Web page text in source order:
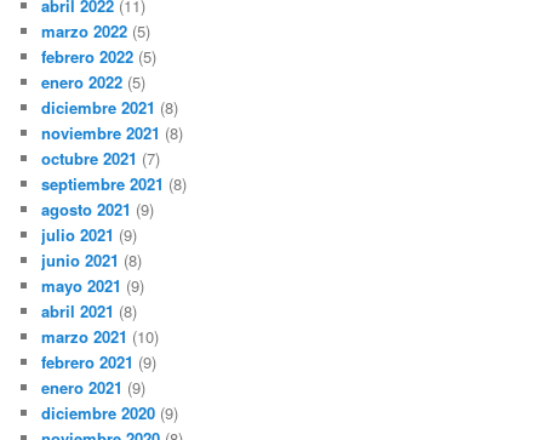
abril 2022 (11)
marzo 2022 (5)
febrero 2022 (5)
enero 2022 (5)
diciembre 2021 (8)
noviembre 2021 (8)
octubre 2021 (7)
septiembre 2021 (8)
agosto 2021 (9)
julio 2021 (9)
junio 2021 (8)
mayo 2021 (9)
abril 2021 (8)
marzo 2021 (10)
febrero 2021 (9)
enero 2021 (9)
diciembre 2020 (9)